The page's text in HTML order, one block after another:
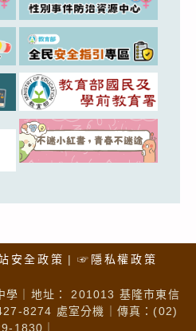
安全政策 ☞隱私權政策
學｜地址： 201013 基隆市東信
8274 處室分機｜傳真：(02)
1830｜